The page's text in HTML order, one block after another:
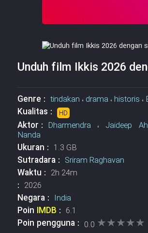
Unduh film Ikkis 2026
Genre : tindakan ، drama ،historis ،
Kualitas : HD
Aktor : Dharmendra ، Jaideep
Nanda
Ukuran : 1.3 GB
Sutradara : Sriram Raghavan
Waktu : 2h 24m
: 2026
Negara : India
Poin IMDB : 6.1
Poin pengguna : 0.0 ★★★★★
★★★★★